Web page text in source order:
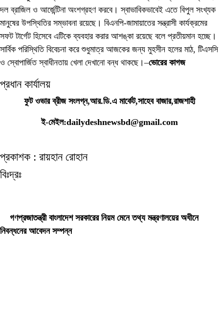
দল ব্রাজিল ও আর্জেন্টিনা অংশগ্রহণ করবে। স্বাভাবিকভাবেই এতে বিপুল সংখ্যক
মানুষের উপস্থিতির সম্ভাবনা রয়েছে। বিএনপি-জামায়াতের সন্ত্রাসী কার্যক্রমের
সফট টার্গেট হিসেবে এটিকে ব্যবহার করার আশঙ্কা রয়েছে বলে প্রতীয়মান হচ্ছে।
সার্বিক পরিস্থিতি বিবেচনা করে শুধুমাত্র আজকের জন্য মুহসীন হলের মাঠ, টিএসসি
ও স্বোপার্জিত স্বাধীনতায় খেলা দেখানো বন্ধ থাকছে।–ভোরের কাগজ
প্রধান কার্যালয়
ফুট ওভার ব্রীজ সংলগ্ন,আর.ডি.এ মার্কেট,সাহেব বাজার,রাজশাহী
ই-মেইল:dailydeshnewsbd@gmail.com
প্রকাশক : রায়হান রোহান
বিঃদ্রঃ
গণপ্রজাতন্ত্রী বাংলাদেশ সরকারের নিয়ম মেনে তথ্য মন্ত্রণালয়ের অধীনে
নিবন্ধনের আবেদন সম্পন্ন